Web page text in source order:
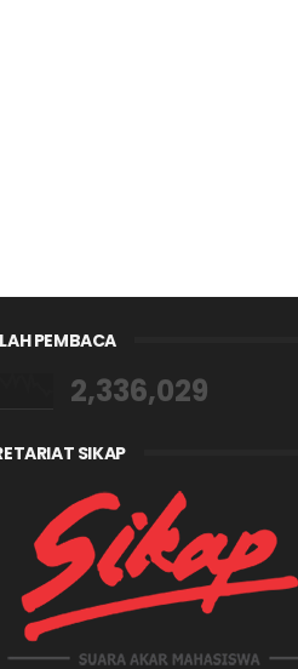
PEMBACA
2,336,029
SIKAP